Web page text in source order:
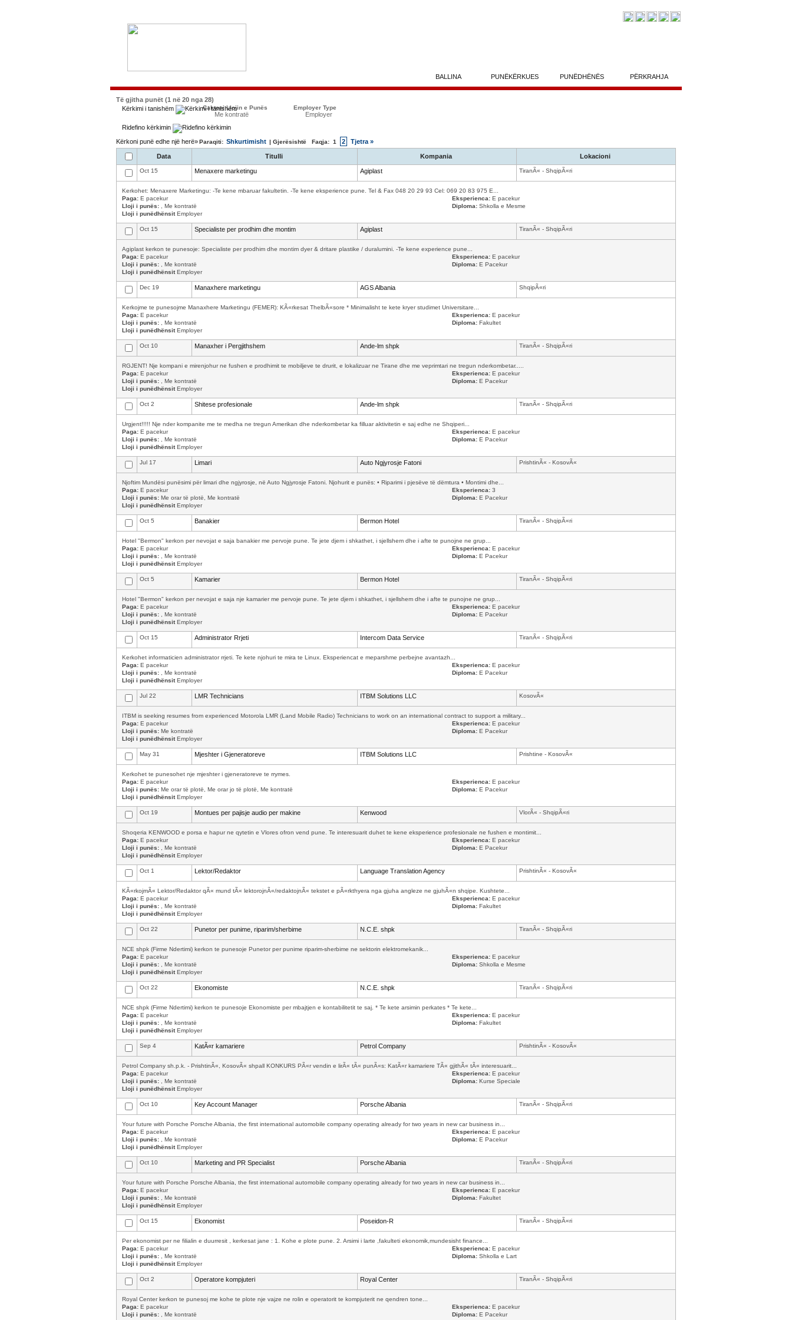
BALLINA PUNËKËRKUES PUNËDHËNËS PËRKRAHJA
Të gjitha punët (1 në 20 nga 28)
Kërkimi i tanishëm
Caktoni Llojin e Punës
Me kontratë
Employer Type
Employer
Ridefino kërkimin
Kërkoni punë edhe një herë»Paraqiti: Shkurtimisht | Gjerësishtë Faqja: 1 2 Tjetra »
Data Titulli Kompania Lokacioni
Oct 15 Menaxere marketingu Agiplast TiranÃ« - ShqipÃ«ri
Kerkohet: Menaxere Marketingu: -Te kene mbaruar fakultetin. -Te kene eksperience pune. Tel & Fax 048 20 29 93 Cel: 069 20 83 975 E...
Paga: E pacekur Eksperienca: E pacekur
Lloji i punës: , Me kontratë Diploma: Shkolla e Mesme
Lloji i punëdhënsitEmployer
Oct 15 Specialiste per prodhim dhe montim Agiplast TiranÃ« - ShqipÃ«ri
Agiplast kerkon te punesoje: Specialiste per prodhim dhe montim dyer & dritare plastike / duralumini. -Te kene experience pune...
Paga: E pacekur Eksperienca: E pacekur
Lloji i punës: , Me kontratë Diploma: E Pacekur
Lloji i punëdhënsitEmployer
Dec 19 Manaxhere marketingu AGS Albania ShqipÃ«ri
Kerkojme te punesojme Manaxhere Marketingu (FEMER): KÃ«rkesat ThelbÃ«sore * Minimalisht te kete kryer studimet Universitare...
Paga: E pacekur Eksperienca: E pacekur
Lloji i punës: , Me kontratë Diploma: Fakultet
Lloji i punëdhënsitEmployer
Oct 10 Manaxher i Pergjithshem Ande-lm shpk TiranÃ« - ShqipÃ«ri
RGJENT! Nje kompani e mirenjohur ne fushen e prodhimit te mobiljeve te drurit, e lokalizuar ne Tirane dhe me veprimtari ne tregun nderkombetar.....
Paga: E pacekur Eksperienca: E pacekur
Lloji i punës: , Me kontratë Diploma: E Pacekur
Lloji i punëdhënsitEmployer
Oct 2 Shitese profesionale Ande-lm shpk TiranÃ« - ShqipÃ«ri
Urgjent!!!!! Nje nder kompanite me te medha ne tregun Amerikan dhe nderkombetar ka filluar aktivitetin e saj edhe ne Shqiperi...
Paga: E pacekur Eksperienca: E pacekur
Lloji i punës: , Me kontratë Diploma: E Pacekur
Lloji i punëdhënsitEmployer
Jul 17 Limari Auto Ngjyrosje Fatoni PrishtinÃ« - KosovÃ«
Njoftim Mundësi punësimi për limari dhe ngjyrosje, në Auto Ngjyrosje Fatoni. Njohurit e punës: • Riparimi i pjesëve të dëmtura • Montimi dhe...
Paga: E pacekur Eksperienca: 3
Lloji i punës: Me orar të plotë, Me kontratë Diploma: E Pacekur
Lloji i punëdhënsitEmployer
Oct 5 Banakier Bermon Hotel TiranÃ« - ShqipÃ«ri
Hotel "Bermon" kerkon per nevojat e saja banakier me pervoje pune. Te jete djem i shkathet, i sjellshem dhe i afte te punojne ne grup...
Paga: E pacekur Eksperienca: E pacekur
Lloji i punës: , Me kontratë Diploma: E Pacekur
Lloji i punëdhënsitEmployer
Oct 5 Kamarier Bermon Hotel TiranÃ« - ShqipÃ«ri
Hotel "Bermon" kerkon per nevojat e saja nje kamarier me pervoje pune. Te jete djem i shkathet, i sjellshem dhe i afte te punojne ne grup...
Paga: E pacekur Eksperienca: E pacekur
Lloji i punës: , Me kontratë Diploma: E Pacekur
Lloji i punëdhënsitEmployer
Oct 15 Administrator Rrjeti Intercom Data Service TiranÃ« - ShqipÃ«ri
Kerkohet informaticien administrator rrjeti. Te kete njohuri te mira te Linux. Eksperiencat e meparshme perbejne avantazh...
Paga: E pacekur Eksperienca: E pacekur
Lloji i punës: , Me kontratë Diploma: E Pacekur
Lloji i punëdhënsitEmployer
Jul 22 LMR Technicians ITBM Solutions LLC KosovÃ«
ITBM is seeking resumes from experienced Motorola LMR (Land Mobile Radio) Technicians to work on an international contract to support a military...
Paga: E pacekur Eksperienca: E pacekur
Lloji i punës: Me kontratë Diploma: E Pacekur
Lloji i punëdhënsitEmployer
May 31 Mjeshter i Gjeneratoreve ITBM Solutions LLC Prishtine - KosovÃ«
Kerkohet te punesohet nje mjeshter i gjeneratoreve te rrymes.
Paga: E pacekur Eksperienca: E pacekur
Lloji i punës: Me orar të plotë, Me orar jo të plotë, Me kontratë Diploma: E Pacekur
Lloji i punëdhënsitEmployer
Oct 19 Montues per pajisje audio per makine Kenwood VlorÃ« - ShqipÃ«ri
Shoqeria KENWOOD e porsa e hapur ne qytetin e Vlores ofron vend pune. Te interesuarit duhet te kene eksperience profesionale ne fushen e montimit...
Paga: E pacekur Eksperienca: E pacekur
Lloji i punës: , Me kontratë Diploma: E Pacekur
Lloji i punëdhënsitEmployer
Oct 1 Lektor/Redaktor Language Translation Agency PrishtinÃ« - KosovÃ«
KÃ«rkojmÃ« Lektor/Redaktor qÃ« mund tÃ« lektorojnÃ«/redaktojnÃ« tekstet e pÃ«rkthyera nga gjuha angleze ne gjuhÃ«n shqipe. Kushtete...
Paga: E pacekur Eksperienca: E pacekur
Lloji i punës: , Me kontratë Diploma: Fakultet
Lloji i punëdhënsitEmployer
Oct 22 Punetor per punime, riparim/sherbime N.C.E. shpk TiranÃ« - ShqipÃ«ri
NCE shpk (Firme Ndertimi) kerkon te punesoje Punetor per punime riparim-sherbime ne sektorin elektromekanik...
Paga: E pacekur Eksperienca: E pacekur
Lloji i punës: , Me kontratë Diploma: Shkolla e Mesme
Lloji i punëdhënsitEmployer
Oct 22 Ekonomiste N.C.E. shpk TiranÃ« - ShqipÃ«ri
NCE shpk (Firme Ndertimi) kerkon te punesoje Ekonomiste per mbajtjen e kontabilitetit te saj. * Te kete arsimin perkates * Te kete...
Paga: E pacekur Eksperienca: E pacekur
Lloji i punës: , Me kontratë Diploma: Fakultet
Lloji i punëdhënsitEmployer
Sep 4 KatÃ«r kamariere Petrol Company PrishtinÃ« - KosovÃ«
Petrol Company sh.p.k. - PrishtinÃ«, KosovÃ« shpall KONKURS PÃ«r vendin e lirÃ« tÃ« punÃ«s: KatÃ«r kamariere TÃ« gjithÃ« tÃ« interesuarit...
Paga: E pacekur Eksperienca: E pacekur
Lloji i punës: , Me kontratë Diploma: Kurse Speciale
Lloji i punëdhënsitEmployer
Oct 10 Key Account Manager Porsche Albania TiranÃ« - ShqipÃ«ri
Your future with Porsche Porsche Albania, the first international automobile company operating already for two years in new car business in...
Paga: E pacekur Eksperienca: E pacekur
Lloji i punës: , Me kontratë Diploma: E Pacekur
Lloji i punëdhënsitEmployer
Oct 10 Marketing and PR Specialist Porsche Albania TiranÃ« - ShqipÃ«ri
Your future with Porsche Porsche Albania, the first international automobile company operating already for two years in new car business in...
Paga: E pacekur Eksperienca: E pacekur
Lloji i punës: , Me kontratë Diploma: Fakultet
Lloji i punëdhënsitEmployer
Oct 15 Ekonomist Poseidon-R TiranÃ« - ShqipÃ«ri
Per ekonomist per ne filialin e duurresit , kerkesat jane : 1. Kohe e plote pune. 2. Arsimi i larte ,fakulteti ekonomik,mundesisht finance...
Paga: E pacekur Eksperienca: E pacekur
Lloji i punës: , Me kontratë Diploma: Shkolla e Lart
Lloji i punëdhënsitEmployer
Oct 2 Operatore kompjuteri Royal Center TiranÃ« - ShqipÃ«ri
Royal Center kerkon te punesoj me kohe te plote nje vajze ne rolin e operatorit te kompjuterit ne qendren tone...
Paga: E pacekur Eksperienca: E pacekur
Lloji i punës: , Me kontratë Diploma: E Pacekur